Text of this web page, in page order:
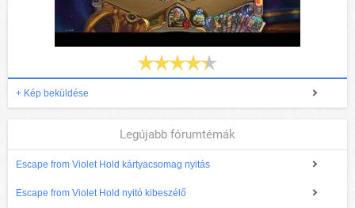
+ Kép beküldése
Legújabb fórumtémák
Escape from Violet Hold kártyacsomag nyitás
Escape from Violet Hold nyitó kibeszélő